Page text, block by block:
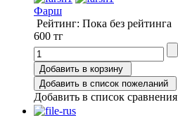
Фарш
Рейтинг: Пока без рейтинга
600 тг
Добавить в корзину
Добавить в список пожеланий
Добавить в список сравнения